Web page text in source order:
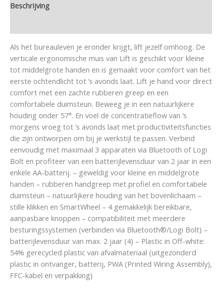
Beschrijving
Als het bureauleven je eronder krijgt, lift jezelf omhoog. De
verticale ergonomische muis van Lift is geschikt voor kleine
tot middelgrote handen en is gemaakt voor comfort van het
eerste ochtendlicht tot ’s avonds laat. Lift je hand voor direct
comfort met een zachte rubberen greep en een
comfortabele duimsteun. Beweeg je in een natuurlijkere
houding onder 57°. En voel de concentratieflow van ’s
morgens vroeg tot ’s avonds laat met productiviteitsfuncties
die zijn ontworpen om bij je werkstijl te passen. Verbind
eenvoudig met maximaal 3 apparaten via Bluetooth of Logi
Bolt en profiteer van een batterijlevensduur van 2 jaar in een
enkele AA-batterij. – geweldig voor kleine en middelgrote
handen – rubberen handgreep met profiel en comfortabele
duimsteun – natuurlijkere houding van het bovenlichaam –
stille klikken en SmartWheel – 4 gemakkelijk bereikbare,
aanpasbare knoppen – compatibiliteit met meerdere
besturingssystemen (verbinden via Bluetooth®/Logi Bolt) –
batterijlevensduur van max. 2 jaar (4) – Plastic in Off-white:
54% gerecycled plastic van afvalmateriaal (uitgezonderd
plastic in ontvanger, batterij, PWA (Printed Wiring Assembly),
FFC-kabel en verpakking)